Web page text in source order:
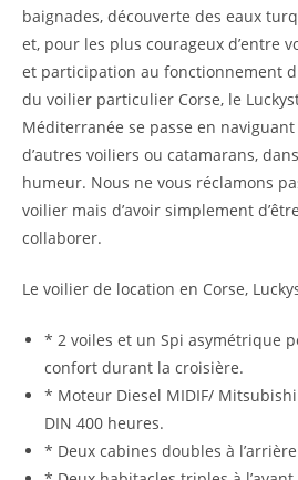
baignades, découverte des eaux
et, pour les plus courageux d’entre
et participation au fonctionnement
du voilier particulier Corse, le
Méditerranée se passe en
d’autres voiliers ou catamarans,
humeur. Nous ne vous réclamons
voilier mais d’avoir simplement
collaborer.
Le voilier de location en Corse,
* 2 voiles et un Spi asymétrique
confort durant la croisière.
* Moteur Diesel MIDIF/ Mitsubishi
DIN 400 heures.
* Deux cabines doubles à